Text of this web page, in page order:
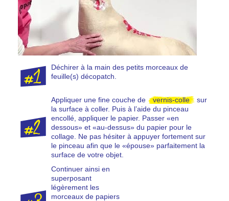
Déchirer à la main des petits morceaux de
feuille(s) décopatch.
Appliquer une fine couche de vernis-colle
sur
la surface à coller. Puis à l’aide du pinceau
encollé, appliquer le papier. Passer «en
dessous» et «au-dessus» du papier pour le
collage. Ne pas hésiter à appuyer fortement sur
le pinceau afin que le «épouse» parfaitement la
surface de votre objet.
Continuer ainsi en
superposant
légèrement les
morceaux de papiers